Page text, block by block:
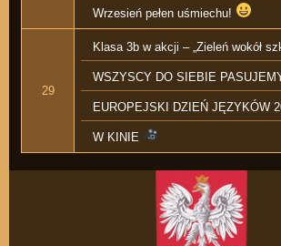
Wrzesień pełen uśmiechu!
29
Klasa 3b w akcji – „Zieleń wokół
WSZYSCY DO SIEBIE
EUROPEJSKI DZIEŃ JĘZYKÓW
W KINIE